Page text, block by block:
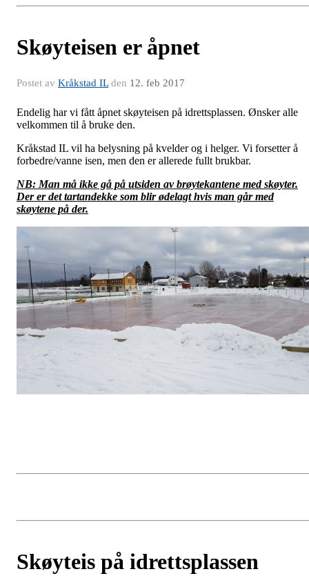
Skøyteisen er åpnet
Postet av Kråkstad ILden 12. feb 2017
Endelig har vi fått åpnet skøyteisen på idrettsplassen. Ønsker alle
velkommen til å bruke den.
Kråkstad IL vil ha belysning på kvelder og i helger. Vi forsetter å
forbedre/vanne isen, men den er allerede fullt brukbar.
NB: Man må ikke gå på utsiden av brøytekantene med skøyter.
Der er det tartandekke som blir ødelagt hvis man går med
skøytene på der.
Skøyteis på idrettsplassen